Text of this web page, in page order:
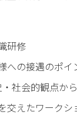
研修
への接遇のポ
社会的観点か
交えたワーク